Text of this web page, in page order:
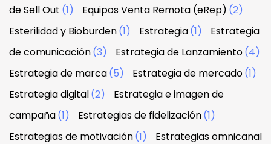
de Sell Out (1) Equipos Venta Remota (eRep) (2)
Esterilidad y Bioburden(1) Estrategia(1)
Estrategia
de comunicación(3) Estrategia de Lanzamiento(4)
Estrategia de marca(5) Estrategia de mercado(1)
Estrategia digital(2)
Estrategia e imagen de
campaña(1) Estrategias de fidelización(1)
Estrategias de motivación(1)
Estrategias omnicanal